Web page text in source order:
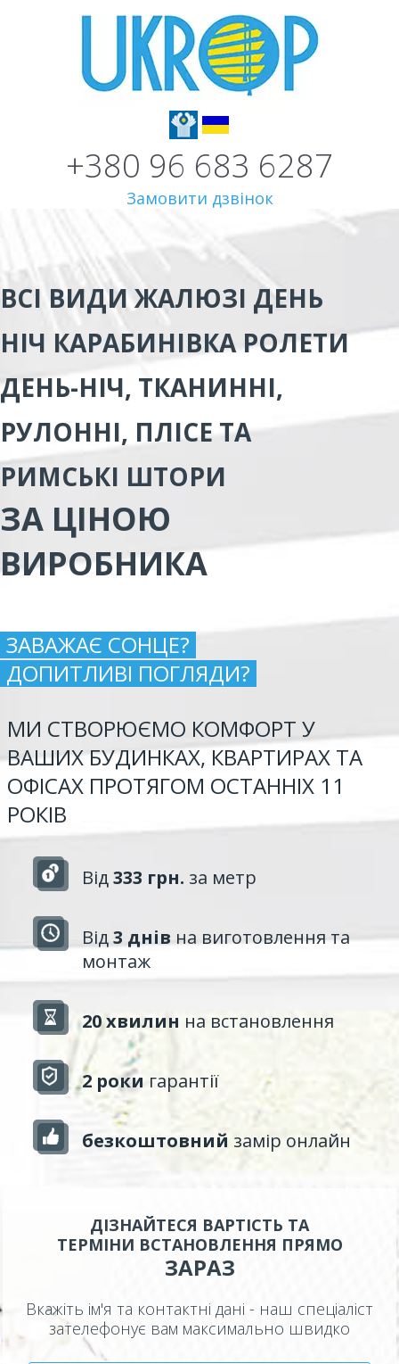
+380 96 683 6287
Замовити дзвінок
ВСІ ВИДИЖАЛЮЗІ ДЕНЬ
НІЧ КАРАБИНІВКАРОЛЕТИ
ДЕНЬ-НІЧ, ТКАНИННІ,
РУЛОННІ, ПЛІСЕ ТА
РИМСЬКІ ШТОРИ
ЗА ЦІНОЮ
ВИРОБНИКА
ЗАВАЖАЄ СОНЦЕ?
ДОПИТЛИВІ ПОГЛЯДИ?
МИ СТВОРЮЄМО КОМФОРТ У
ВАШИХ БУДИНКАХ, КВАРТИРАХ ТА
ОФІСАХ ПРОТЯГОМ ОСТАННІХ 11
РОКІВ
Від333 грн. за метр
Від3 днів на виготовлення та
монтаж
20 хвилин на встановлення
2 роки гарантії
безкоштовний замір онлайн
ДІЗНАЙТЕСЯ ВАРТІСТЬ ТА
ТЕРМІНИ ВСТАНОВЛЕННЯ ПРЯМО
ЗАРАЗ
Вкажіть ім'я та контактні дані - наш спеціаліст
зателефонує вам максимально швидко